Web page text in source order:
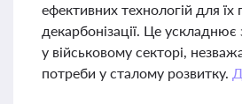
ефективних технологій для їх
декарбонізації. Це
у військовому секторі,
потреби у сталому розвитку.